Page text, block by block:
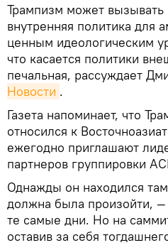
Трампизм может вызывать
внутренняя политика для
ценным идеологическим
что касается политики
печальная, рассуждает
Новости .
Газета напоминает, что
относился к
ежегодно приглашают
партнеров группировки
Однажды он находился
должна была произойти,
те самые дни. Но на
оставив за себя